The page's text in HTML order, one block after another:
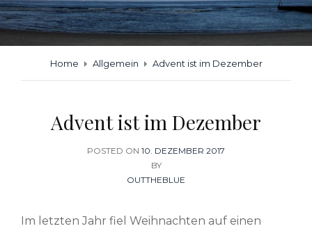
Home Allgemein Advent ist im Dezember
Advent ist im Dezember
POSTED ON POSTED
ON
10. DEZEMBER 2017
BY
OUTTHEBLUE
Im letzten Jahr fiel Weihnachten auf einen